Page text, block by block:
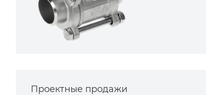
Проектные продажи